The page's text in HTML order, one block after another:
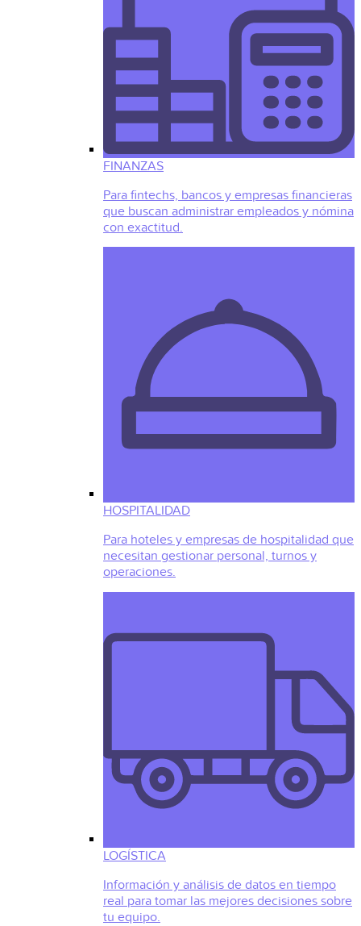
FINANZAS
Para fintechs, bancos y empresas financieras
que buscan administrar empleados y nómina
con exactitud.
HOSPITALIDAD
Para hoteles y empresas de hospitalidad que
necesitan gestionar personal, turnos y
operaciones.
LOGÍSTICA
Información y análisis de datos en tiempo
real para tomar las mejores decisiones sobre
tu equipo.